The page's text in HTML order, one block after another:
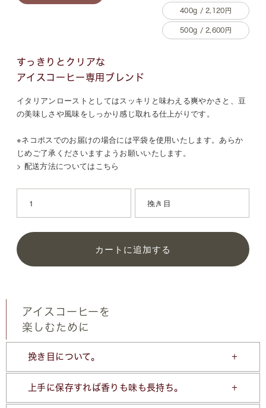
400g / 2,120円
500g / 2,600円
すっきりとクリアな
アイスコーヒー専用ブレンド
イタリアンローストとしてはスッキリと味わえる爽やかさと、豆
の美味しさや風味をしっかり感じ取れる仕上がりです。
※ネコポスでのお届けの場合には平袋を使用いたします。あらか
じめご了承くださいますようお願いいたします。
> 配送方法についてはこちら
カートに追加する
アイスコーヒーを
楽しむために
挽き目について。
上手に保存すれば香りも味も長持ち。